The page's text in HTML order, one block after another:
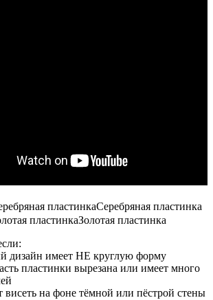
Серебряная пластинка
Золотая пластинка
дизайн имеет НЕ круглую форму
пластинки вырезана или имеет много
на фоне тёмной или пёстрой стены